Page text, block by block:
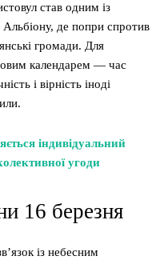
став одним із
де попри спротив
громади. Для
календарем — час
і вірність іноді
індивідуальний
угоди
16 березня
із небесним